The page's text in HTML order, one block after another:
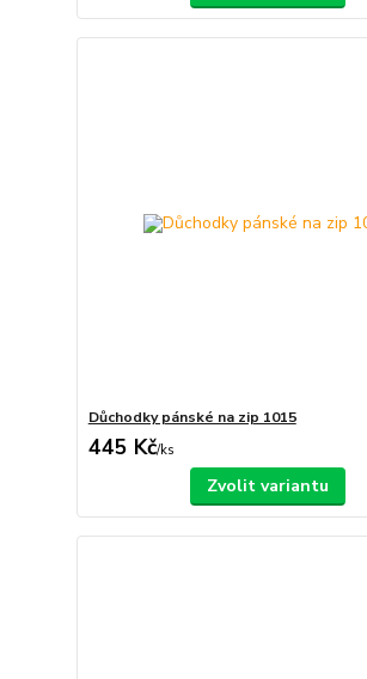
Důchodky pánské na zip 1015
445 Kč/ks
Zvolit variantu